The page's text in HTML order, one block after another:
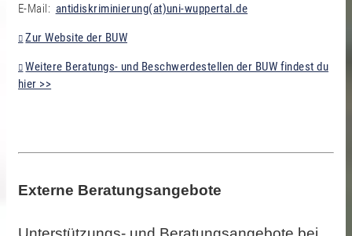
E-Mail: antidiskriminierung(at)uni-wuppertal.de
Zur Website der BUW
Weitere Beratungs- und Beschwerdestellen der BUW findest du
hier >>
Externe Beratungsangebote